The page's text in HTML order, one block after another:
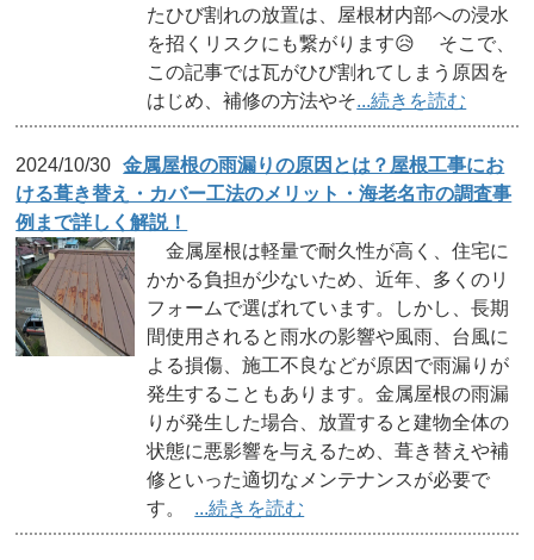
たひび割れの放置は、屋根材内部への浸水
を招くリスクにも繋がります😥 そこで、
この記事では瓦がひび割れてしまう原因を
はじめ、補修の方法やそ...続きを読む
2024/10/30
金属屋根の雨漏りの原因とは？屋根工事にお
ける葺き替え・カバー工法のメリット・海老名市の調査事
例まで詳しく解説！
金属屋根は軽量で耐久性が高く、住宅に
かかる負担が少ないため、近年、多くのリ
フォームで選ばれています。しかし、長期
間使用されると雨水の影響や風雨、台風に
よる損傷、施工不良などが原因で雨漏りが
発生することもあります。金属屋根の雨漏
りが発生した場合、放置すると建物全体の
状態に悪影響を与えるため、葺き替えや補
修といった適切なメンテナンスが必要で
す。 ...続きを読む